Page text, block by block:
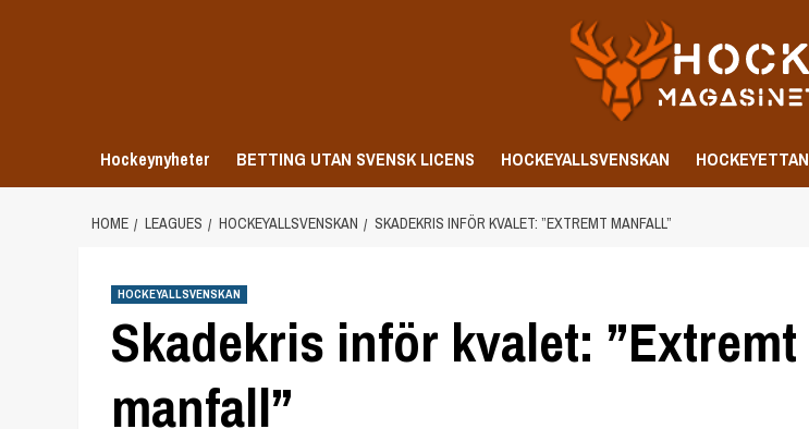
Hockeynyheter BETTING UTAN SVENSK LICENS HOCKEYALLSVENSKAN HOCKEYETTAN
HOME LEAGUES HOCKEYALLSVENSKAN SKADEKRIS INFÖR KVALET: ”EXTREMT MANFALL”
HOCKEYALLSVENSKAN
Skadekris inför kvalet: ”Extremt
manfall”